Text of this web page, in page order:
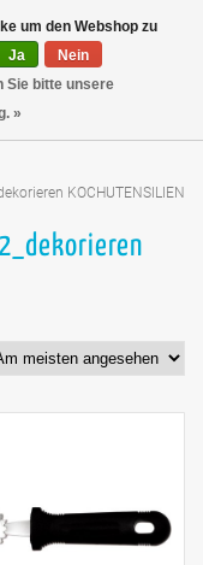
KOCHUTENSILIEN
um den Webshop zu
Ja
Nein
Sie bitte unsere
»